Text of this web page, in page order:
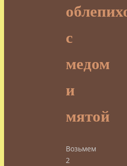
с
медом
и
мятой
Возьмем
2